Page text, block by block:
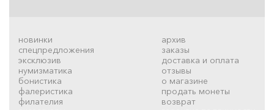
новинки
спецпредложения
эксклюзив
нумизматика
бонистика
фалеристика
филателия
архив
заказы
доставка и оплата
отзывы
о магазине
продать монеты
возврат